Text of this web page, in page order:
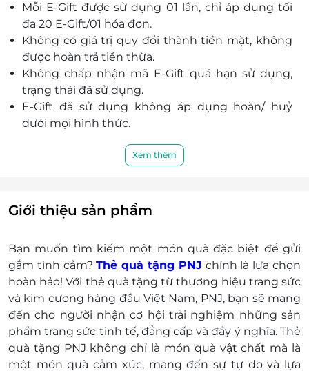
Hồ Chí Minh
L1 – K10, Tầng L1, TTTM Vincom Plaza Lê Văn Việt, Số
50 Lê Văn Việt, P. Tăng Nhơn Phú A, Quận 9, Hồ Chí
Minh
60 Xô Viết Nghệ Tĩnh, P. 19, Quận Bình Thạnh, Hồ Chí
Minh
Số 131 Hoàng Hoa Thám, P. 6, Quận Bình Thạnh, Hồ
Chí Minh
Shop 6,7,8 Tầng trệt, BigC An Lạc, 1231 Quốc Lộ 1A,
KP. 5, P. Bình Trị Đông B, Quận Bình Tân, Hồ Chí
Minh
745 Lê Trọng Tấn, P. Bình Hưng Hòa, Quận Bình Tân,
Hồ Chí Minh
80 Huỳnh Tấn Phát, P. Phú Mỹ, Quận 7, Hồ Chí Minh
Số 459 Trường Chinh, P. 14, Quận Tân Bình, Hồ Chí
Minh
Lô K1-05, Tầng 1, TTTM Vạn Hạnh, 11 Sư Vạn Hạnh, P.
12, Quận 10, Hồ Chí Minh
New Center Hoàng Diệu, 293-295 Hoàng Diệu, P. 4,
gắn liền với câu chuyện tình yêu, sự gắn kết và
tinh tế.
PNJ không chỉ là thương hiệu trang sức, mà còn
là biểu tượng của vẻ đẹp và sự sang trọng.
Mỗi E-Gift được sử dụng 01 lần, chỉ áp dụng tối
đa 20 E-Gift/01 hóa đơn.
Không có giá trị quy đổi thành tiền mặt, không
được hoàn trả tiền thừa.
Không chấp nhận mã E-Gift quá hạn sử dụng,
trạng thái đã sử dụng.
E-Gift đã sử dụng không áp dụng hoàn/ huỷ
dưới mọi hình thức.
thêm khoản chênh lệch đó.
Khách hàng có trách nhiệm bảo mật thông tin
không chịu trách nhiệm hoàn trả các mã thẻ bị
mất hoặc ở trạng thái "đã sử dụng" với bất kỳ lý
do gì.
LifeLink sẽ không chịu trách nhiệm đối với chất
lượng sản phẩm hoặc dịch vụ được cung cấp
cũng như đối với các tranh chấp về sau giữa
khách hàng và nhà cung cấp.
Xem thêm
Giới thiệu sản phẩm
Bạn muốn tìm kiếm một món quà đặc biệt để gửi
gắm tình cảm?Thẻ quà tặng PNJ chính là lựa chọn
hoàn hảo! Với thẻ quà tặng từ thương hiệu trang sức
và kim cương hàng đầu Việt Nam, PNJ, bạn sẽ mang
đến cho người nhận cơ hội trải nghiệm những sản
phẩm trang sức tinh tế, đẳng cấp và đầy ý nghĩa. Thẻ
quà tặng PNJ không chỉ là món quà vật chất mà là
một món quà cảm xúc, mang đến sự tự do và lựa